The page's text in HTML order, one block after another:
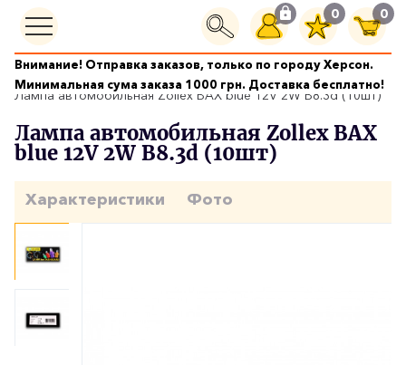
0 0
Внимание! Отправка заказов, только по городу Херсон.
Минимальная сума заказа 1000 грн. Доставка бесплатно!
Автолампы
Лампа автомобильная Zollex BAX blue 12V 2W B8.3d (10шт)
Лампа автомобильная Zollex BAX
blue 12V 2W B8.3d (10шт)
Характеристики Фото